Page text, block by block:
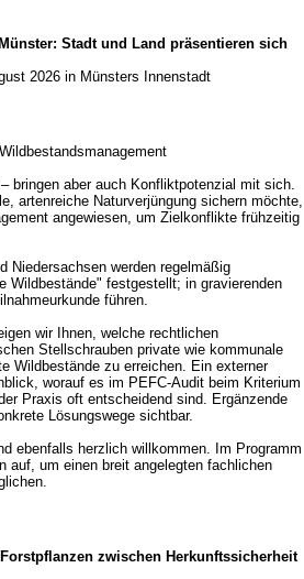
Stadt und Land präsentieren sich
2026 in Münsters Innenstadt
bringen aber auch Konfliktpotenzial mit sich.
artenreiche Naturverjüngung sichern möchte,
angewiesen, um Zielkonflikte frühzeitig
Niedersachsen werden regelmäßig
Wildbestände" festgestellt; in gravierenden
führen.
wir Ihnen, welche rechtlichen
Stellschrauben private wie kommunale
Wildbestände zu erreichen. Ein externer
worauf es im PEFC‑Audit beim Kriterium
Praxis oft entscheidend sind. Ergänzende
Lösungswege sichtbar.
ebenfalls herzlich willkommen. Im Programm
auf, um einen breit angelegten fachlichen
zwischen Herkunftssicherheit